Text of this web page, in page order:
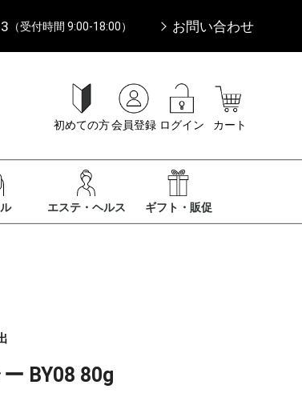
（受付時間 9:00-18:00） お問い合わせ
初めての方会員登録 ログイン カート
エステ・ヘルス ギフト・販促
BY08 80g